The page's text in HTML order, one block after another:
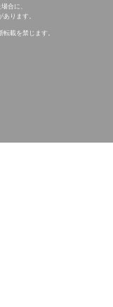
合に、
ります。
載を禁じます。